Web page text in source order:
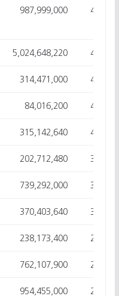
987,999,000 46
5,024,648,220 45
314,471,000 44
84,016,200 40
315,142,640 40
202,712,480 37
739,292,000 36
370,403,640 31
238,173,400 27
762,107,900 25
954,455,000 25